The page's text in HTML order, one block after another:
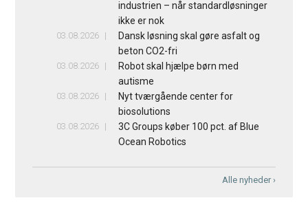
industrien – når standardløsninger
ikke er nok
03.08.2026
Dansk løsning skal gøre asfalt og
beton CO2-fri
03.08.2026
Robot skal hjælpe børn med
autisme
03.08.2026
Nyt tværgående center for
biosolutions
03.08.2026
3C Groups køber 100 pct. af Blue
Ocean Robotics
Alle nyheder ›